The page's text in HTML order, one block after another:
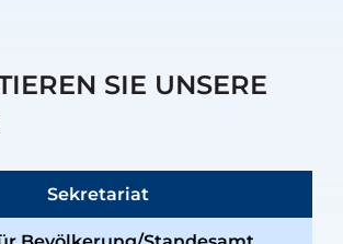
SIE UNSERE
Sekretariat